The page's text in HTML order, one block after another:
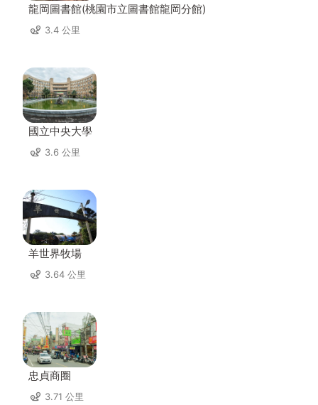
龍岡圖書館(桃園市立圖書館龍岡分館)
3.4 公里
國立中央大學
3.6 公里
羊世界牧場
3.64 公里
忠貞商圈
3.71 公里